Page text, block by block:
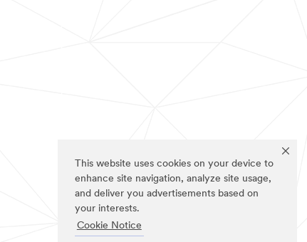
This website uses cookies on your device to
enhance site navigation, analyze site usage,
and deliver you advertisements based on
your interests.
Cookie Notice